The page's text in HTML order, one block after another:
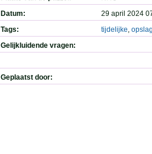
Datum:
29 april 2024
Tags:
tijdelijke,
Gelijkluidende vragen:
Geplaatst door: